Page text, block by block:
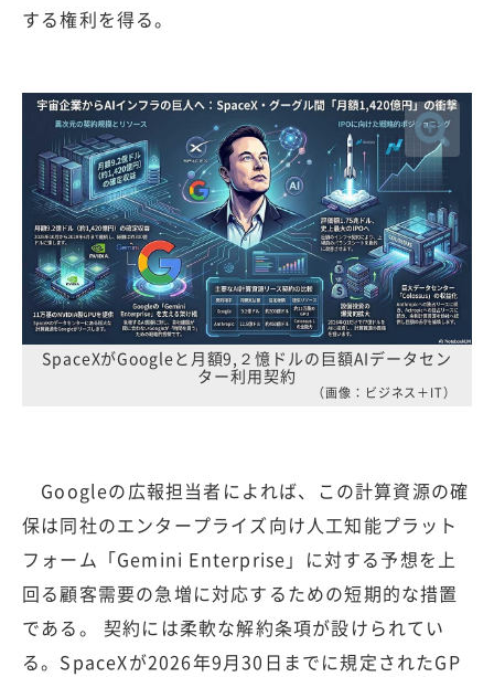
する権利を得る。
SpaceXがGoogleと月額9,２憶ドルの巨額AIデータセン
ター利用契約
（画像：ビジネス＋IT）
Googleの広報担当者によれば、この計算資源の確
保は同社のエンタープライズ向け人工知能プラット
フォーム「Gemini Enterprise」に対する予想を上
回る顧客需要の急増に対応するための短期的な措置
である。 契約には柔軟な解約条項が設けられてい
る。SpaceXが2026年9月30日までに規定されたGP